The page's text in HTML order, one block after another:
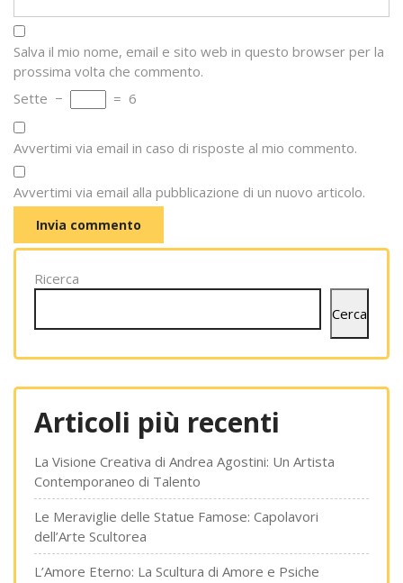
Salva il mio nome, email e sito web in questo browser per la
prossima volta che commento.
Sette − = 6
Avvertimi via email in caso di risposte al mio commento.
Avvertimi via email alla pubblicazione di un nuovo articolo.
Ricerca
Cerca
Articoli più recenti
La Visione Creativa di Andrea Agostini: Un Artista
Contemporaneo di Talento
Le Meraviglie delle Statue Famose: Capolavori
dell’Arte Scultorea
L’Amore Eterno: La Scultura di Amore e Psiche